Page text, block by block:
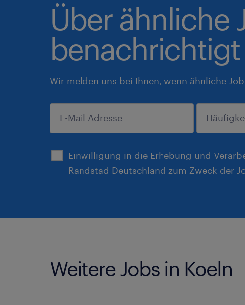
Über ähnliche
Wir melden uns bei Ihnen, wenn ähnliche
Einwilligung in die Erhebung und
Randstad Deutschland zum Zweck der
anmelden
Weitere Jobs in Koeln